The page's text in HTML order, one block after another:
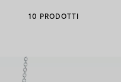
10 PRODOTTI